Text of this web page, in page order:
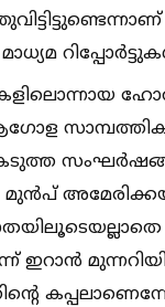
കടുത്ത